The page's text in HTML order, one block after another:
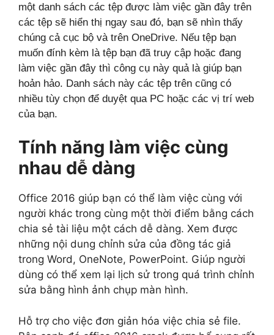
một danh sách các tệp được làm việc gần đây trên
các tệp sẽ hiển thị ngay sau đó, bạn sẽ nhìn thấy
chúng cả cục bộ và trên OneDrive. Nếu tệp bạn
muốn đính kèm là tệp bạn đã truy cập hoặc đang
làm việc gần đây thì công cụ này quả là giúp bạn
hoản hảo. Danh sách này các tệp trên cũng có
nhiều tùy chọn để duyệt qua PC hoặc các vị trí web
của bạn.
Tính năng làm việc cùng
nhau dễ dàng
Office 2016 giúp bạn có thể làm việc cùng với
người khác trong cùng một thời điểm bằng cách
chia sẻ tài liệu một cách dễ dàng. Xem được
những nội dung chỉnh sửa của đồng tác giả
trong Word, OneNote, PowerPoint. Giúp người
dùng có thể xem lại lịch sử trong quá trình chỉnh
sửa bằng hình ảnh chụp màn hình.
Hỗ trợ cho việc đơn giản hóa việc chia sẻ file.